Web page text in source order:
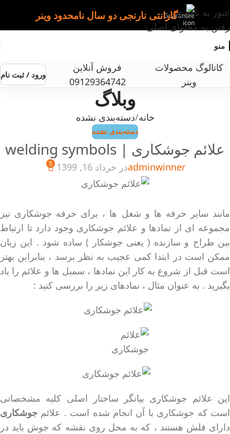
عبور به ناوبری
رفتن به محتوای اصلی
گارانتی نارنجی دو سال نامحدود وینر
منو
کاتالوگ محصولات
وینر
فروش آنلاین
09129364742
ورود / ثبت نام
وبلاگ
خانه دسته‌بندی نشده
دسته‌بندی نشده
علائم جوشکاری | welding symbols
adminwinnerدر خرداد 16, 1399 5
مانند سایر حرفه ها و شغل ها ، برای حرفه جوشکاری نیز
مجموعه ای از نمادها و علائم جوشکاری وجود دارد تا ارتباط
بین طراح و سازنده ( یعنی جوشکار ) ساده شود . این زبان
ممکن است در ابتدا کمی عجیب به نظر برسد ، بنابراین بهتر
است قبل از شروع به کار این نمادها ، سمبل ها و علائم را یاد
بگیرید . به عنوان مثال ، نمادهای زیر را بررسی کنید :
این علائم جوشکاری بیانگر ساختار اصلی کلیه مشخصاتی
است که جوشکاری با آن انجام شده است . علائم جوشکاری
دارای فلش هستند ، که به محل روی نقشه که جوش باید در